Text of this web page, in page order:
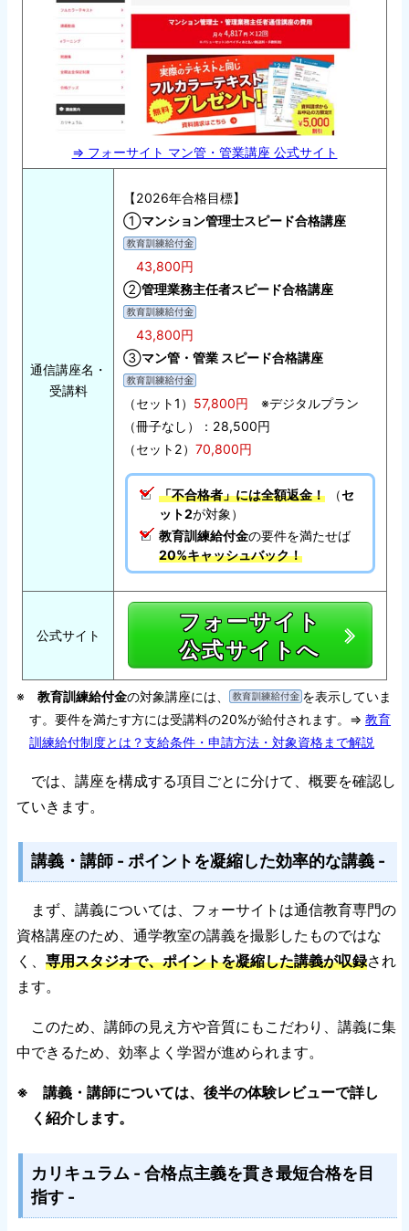
⇒ フォーサイト マン管・管業講座 公式サイト
通信講座名・
受講料
【2026年合格目標】
①マンション管理士スピード合格講座
43,800円
②管理業務主任者スピード合格講座
43,800円
③マン管・管業 スピード合格講座
（セット1） 57,800円 ※デジタルプラン
（冊子なし）：28,500円
（セット2） 70,800円
「不合格者」には全額返金！（セ
ット2が対象）
教育訓練給付金の要件を満たせば
20%キャッシュバック！
公式サイト
フォーサイト
公式サイトへ
※ 教育訓練給付金の対象講座には、
を表示していま
す。要件を満たす方には受講料の20%が給付されます。⇒教育
訓練給付制度とは？支給条件・申請方法・対象資格まで解説
では、講座を構成する項目ごとに分けて、概要を確認し
ていきます。
講義・講師 - ポイントを凝縮した効率的な講義 -
まず、講義については、フォーサイトは通信教育専門の
資格講座のため、通学教室の講義を撮影したものではな
く、 専用スタジオで、ポイントを凝縮した講義が収録され
ます。
このため、講師の見え方や音質にもこだわり、講義に集
中できるため、効率よく学習が進められます。
※ 講義・講師については、後半の体験レビューで詳し
く紹介します。
カリキュラム - 合格点主義を貫き最短合格を目
指す -